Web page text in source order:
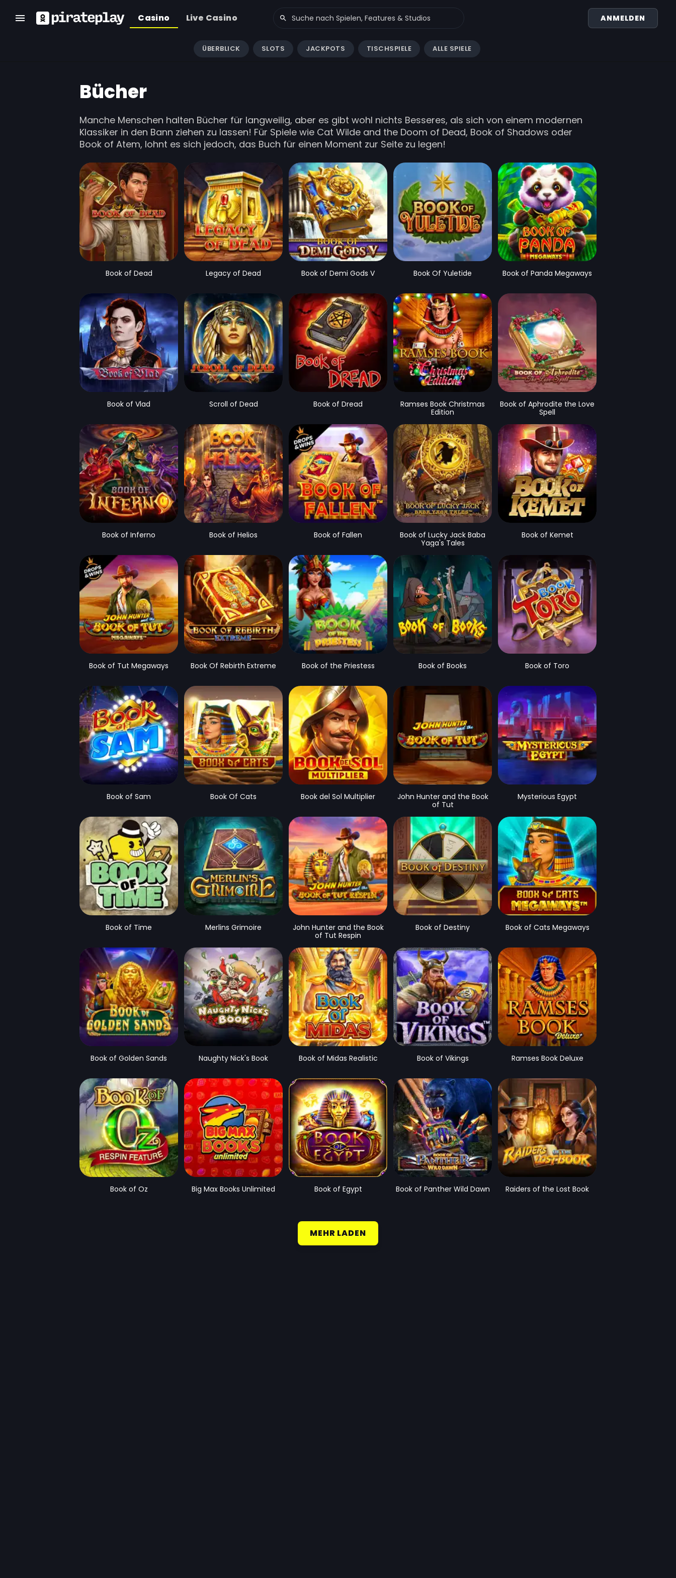
Casino Live Casino ANMELDEN
ÜBERBLICK SLOTS JACKPOTS TISCHSPIELE ALLE SPIELE
Bücher
Manche Menschen halten Bücher für langweilig, aber es gibt wohl nichts Besseres, als sich von einem modernen
Klassiker in den Bann ziehen zu lassen! Für Spiele wie Cat Wilde and the Doom of Dead, Book of Shadows oder
Book of Atem, lohnt es sich jedoch, das Buch für einen Moment zur Seite zu legen!
Book of Dead Legacy of Dead Book of Demi Gods V Book Of Yuletide Book of Panda Megaways
Book of Vlad Scroll of Dead Book of Dread
Ramses Book Christmas
Edition
Book of Aphrodite the Love
Spell
Book of Inferno Book of Helios Book of Fallen
Book of Lucky Jack Baba
Yaga's Tales
Book of Kemet
Book of Tut Megaways Book Of Rebirth Extreme Book of the Priestess Book of Books Book of Toro
Book of Sam Book Of Cats Book del Sol Multiplier
John Hunter and the Book
of Tut
Mysterious Egypt
Book of Time Merlins Grimoire
John Hunter and the Book
of Tut Respin
Book of Destiny Book of Cats Megaways
Book of Golden Sands Naughty Nick's Book Book of Midas Realistic Book of Vikings Ramses Book Deluxe
Book of Oz Big Max Books Unlimited Book of Egypt Book of Panther Wild Dawn Raiders of the Lost Book
MEHR LADEN